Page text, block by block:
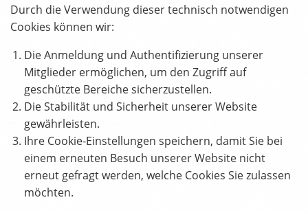
Durch die Verwendung dieser technisch notwendigen
Cookies können wir:
Die Anmeldung und Authentifizierung unserer
Mitglieder ermöglichen, um den Zugriff auf
geschützte Bereiche sicherzustellen.
Die Stabilität und Sicherheit unserer Website
gewährleisten.
Ihre Cookie-Einstellungen speichern, damit Sie bei
einem erneuten Besuch unserer Website nicht
erneut gefragt werden, welche Cookies Sie zulassen
möchten.